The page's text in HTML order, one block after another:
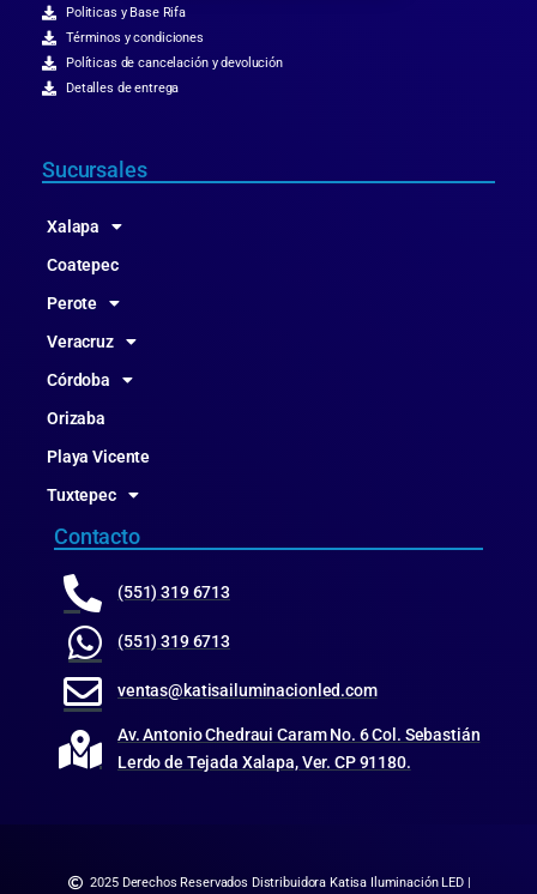
Politicas y Base Rifa
Términos y condiciones
Políticas de cancelación y devolución
Detalles de entrega
Sucursales
Xalapa
Coatepec
Perote
Veracruz
Córdoba
Orizaba
Playa Vicente
Tuxtepec
Contacto
(551) 319 6713
(551) 319 6713
ventas@katisailuminacionled.com
Av. Antonio Chedraui Caram No. 6 Col. Sebastián
Lerdo de Tejada Xalapa, Ver. CP 91180.
2025 Derechos Reservados Distribuidora Katisa Iluminación LED |